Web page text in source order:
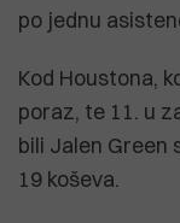
po jednu
Kod Houstona,
poraz, te 11. u
bili Jalen Green
19 koševa.